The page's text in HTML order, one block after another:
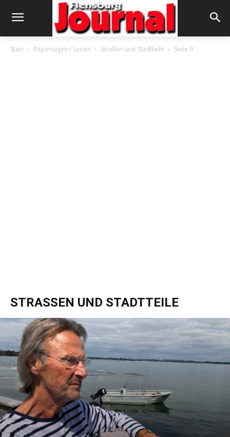
Start Reportagen / Serien Straßen und Stadtteile Seite 9
STRASSEN UND STADTTEILE